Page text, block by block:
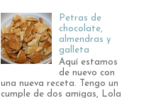
Petras de
chocolate,
almendras y
galleta
Aquí estamos
de nuevo con
una nueva receta. Tengo un
cumple de dos amigas, Lola